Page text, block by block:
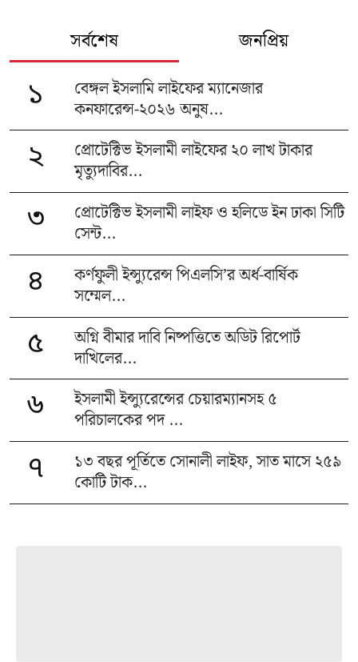
সর্বশেষ জনপ্রিয়
১
বেঙ্গল ইসলামি লাইফের ম্যানেজার
কনফারেন্স-২০২৬ অনুষ...
২
প্রোটেক্টিভ ইসলামী লাইফের ২০ লাখ টাকার
মৃত্যুদাবির...
৩
প্রোটেক্টিভ ইসলামী লাইফ ও হলিডে ইন ঢাকা সিটি
সেন্ট...
৪
কর্ণফুলী ইন্স্যুরেন্স পিএলসি’র অর্ধ-বার্ষিক
সম্মেল...
৫
অগ্নি বীমার দাবি নিষ্পত্তিতে অডিট রিপোর্ট
দাখিলের...
৬
ইসলামী ইন্স্যুরেন্সের চেয়ারম্যানসহ ৫
পরিচালকের পদ ...
৭
১৩ বছর পূর্তিতে সোনালী লাইফ, সাত মাসে ২৫৯
কোটি টাক...